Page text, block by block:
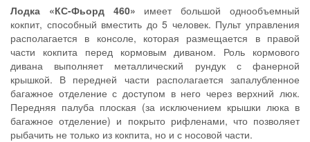
Лодка «КС-Фьорд 460» имеет большой однообъемный
кокпит, способный вместить до 5 человек. Пульт управления
располагается в консоле, которая размещается в правой
части кокпита перед кормовым диваном. Роль кормового
дивана выполняет металлический рундук с фанерной
крышкой. В передней части располагается запалубленное
багажное отделение с доступом в него через верхний люк.
Передняя палуба плоская (за исключением крышки люка в
багажное отделение) и покрыто рифленами, что позволяет
рыбачить не только из кокпита, но и с носовой части.